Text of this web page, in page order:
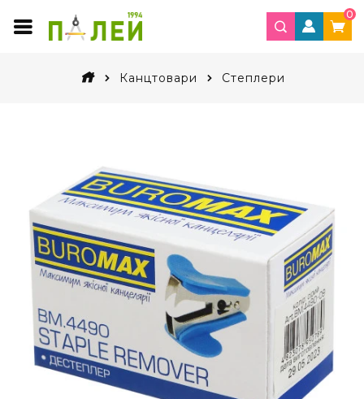
0
Канцтовари Степлери